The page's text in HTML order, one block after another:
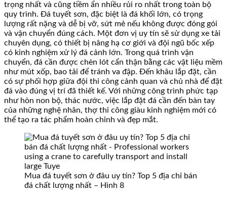
trọng nhất và cũng tiềm ẩn nhiều rủi ro nhất trong toàn bộ
quy trình. Đá tuyết sơn, đặc biệt là đá khối lớn, có trọng
lượng rất nặng và dễ bị vỡ, sứt mẻ nếu không được đóng gói
và vận chuyển đúng cách. Một đơn vị uy tín sẽ sử dụng xe tải
chuyên dụng, có thiết bị nâng hạ cơ giới và đội ngũ bốc xếp
có kinh nghiệm xử lý đá cảnh lớn. Trong quá trình vận
chuyển, đá cần được chèn lót cẩn thận bằng các vật liệu mềm
như mút xốp, bao tải để tránh va đập. Đến khâu lắp đặt, cần
có sự phối hợp giữa đội thi công cảnh quan và chủ nhà để đặt
đá vào đúng vị trí đã thiết kế. Với những công trình phức tạp
như hòn non bộ, thác nước, việc lắp đặt đá cần đến bàn tay
của những nghệ nhân, thợ thi công giàu kinh nghiệm mới có
thể tạo ra tác phẩm hoàn chỉnh và đẹp mắt.
Mua đá tuyết sơn ở đâu uy tín? Top 5 địa chỉ bán
đá chất lượng nhất – Hình 8